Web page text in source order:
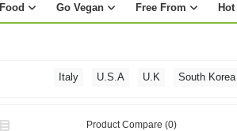
Go Vegan Free From
Italy U.S.A U.K South Korea
Holland
Czech Republic
Product Compare (0)